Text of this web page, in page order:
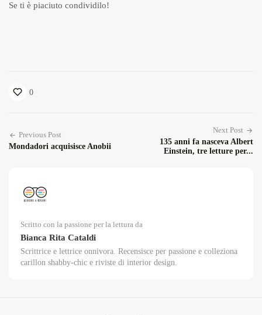
Se ti è piaciuto condividilo!
0
Previous Post
Mondadori acquisisce Anobii
Next Post
135 anni fa nasceva Albert
Einstein, tre letture per...
Scritto con la passione per la lettura da
Bianca Rita Cataldi
Scrittrice e lettrice onnivora. Recensisce per passione e colleziona
carillon shabby-chic e riviste di interior design.